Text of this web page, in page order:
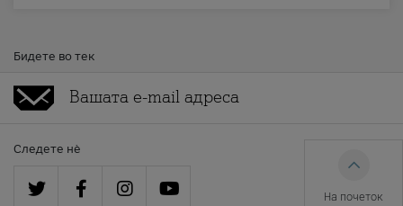
Бидете во тек
Следете нè
На почеток